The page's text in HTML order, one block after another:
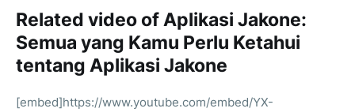
Related video of Aplikasi Jakone:
Semua yang Kamu Perlu Ketahui
tentang Aplikasi Jakone
[embed]https://www.youtube.com/embed/YX-